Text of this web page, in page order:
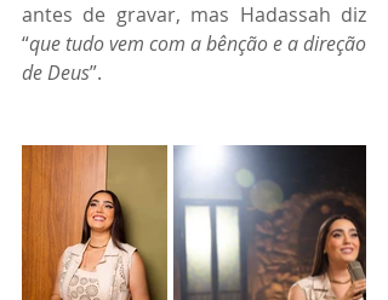
antes de gravar, mas Hadassah diz
“que tudo vem com a bênção e a direção
de Deus”.